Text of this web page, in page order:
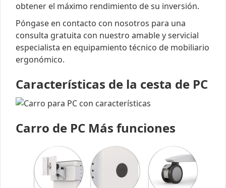
obtener el máximo rendimiento de su inversión.
Póngase en contacto con nosotros para una
consulta gratuita con nuestro amable y servicial
especialista en equipamiento técnico de mobiliario
ergonómico.
Características de la cesta de PC
Carro de PC Más funciones